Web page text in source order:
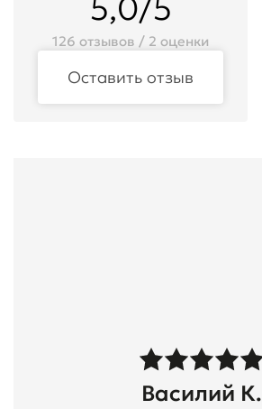
5,0/5
126 отзывов / 2 оценки
Оставить отзыв
Василий К.